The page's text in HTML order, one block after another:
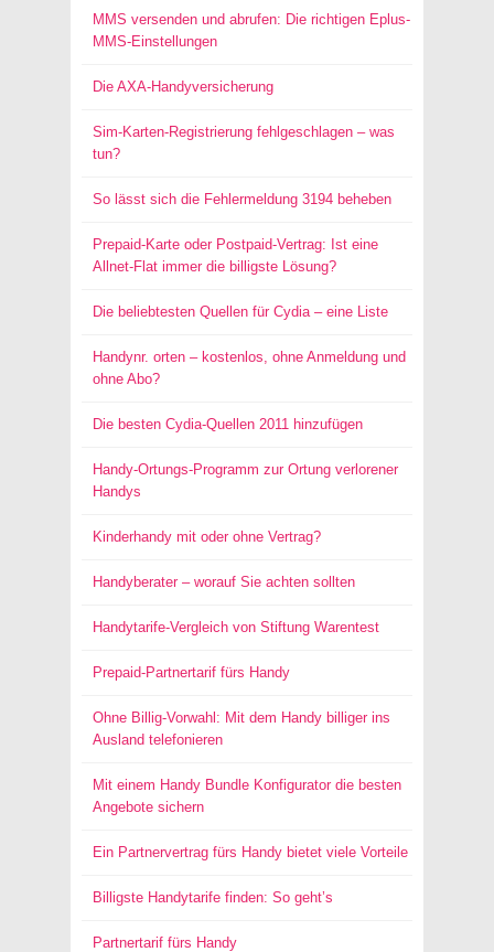
MMS versenden und abrufen: Die richtigen Eplus-
MMS-Einstellungen
Die AXA-Handyversicherung
Sim-Karten-Registrierung fehlgeschlagen – was
tun?
So lässt sich die Fehlermeldung 3194 beheben
Prepaid-Karte oder Postpaid-Vertrag: Ist eine
Allnet-Flat immer die billigste Lösung?
Die beliebtesten Quellen für Cydia – eine Liste
Handynr. orten – kostenlos, ohne Anmeldung und
ohne Abo?
Die besten Cydia-Quellen 2011 hinzufügen
Handy-Ortungs-Programm zur Ortung verlorener
Handys
Kinderhandy mit oder ohne Vertrag?
Handyberater – worauf Sie achten sollten
Handytarife-Vergleich von Stiftung Warentest
Prepaid-Partnertarif fürs Handy
Ohne Billig-Vorwahl: Mit dem Handy billiger ins
Ausland telefonieren
Mit einem Handy Bundle Konfigurator die besten
Angebote sichern
Ein Partnervertrag fürs Handy bietet viele Vorteile
Billigste Handytarife finden: So geht’s
Partnertarif fürs Handy